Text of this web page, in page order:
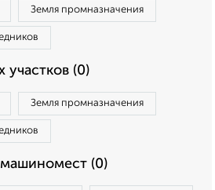
Земля промназначения
участков (0)
Земля промназначения
(0)